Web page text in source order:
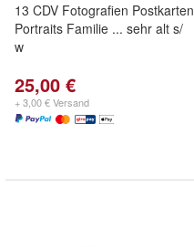
13 CDV Fotografien Postkarten
Portraits Familie ... sehr alt s/
w
25,00 €
+ 3,00 € Versand